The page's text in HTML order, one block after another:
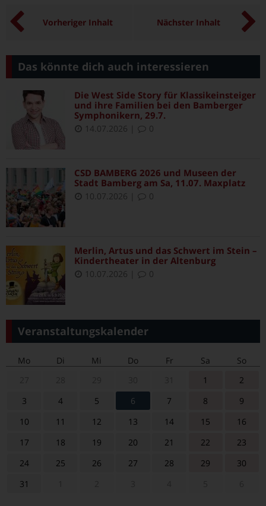
Vorheriger Inhalt Nächster Inhalt
Das könnte dich auch interessieren
Die West Side Story für Klassikeinsteiger
und ihre Familien bei den Bamberger
Symphonikern, 29.7.
14.07.2026 0
CSD BAMBERG 2026 und Museen der
Stadt Bamberg am Sa, 11.07. Maxplatz
10.07.2026 0
Merlin, Artus und das Schwert im Stein –
Kindertheater in der Altenburg
10.07.2026 0
Veranstaltungskalender
Mo Di Mi Do Fr Sa
So
1
2
3
4 5 6 7 8
9
10
11 12 13 14 15
16
17
18 19 20 21 22
23
24
25 26 27 28 29
30
31